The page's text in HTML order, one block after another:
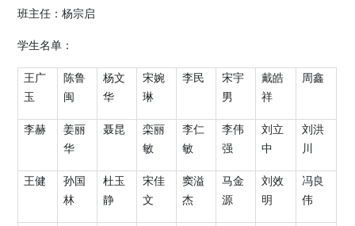
班主任：杨宗启
学生名单：
王广
玉
陈鲁
闽
杨文
华
宋婉
琳
李民
宋宇
男
戴皓
祥
周鑫
李赫
姜丽
华
聂昆
栾丽
敏
李仁
敏
李伟
强
刘立
中
刘洪
川
王健
孙国
林
杜玉
静
宋佳
文
窦溢
杰
马金
源
刘效
明
冯良
伟